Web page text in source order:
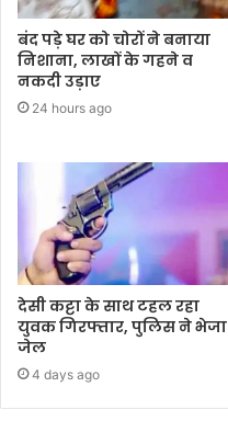
बंद पड़े घर को चोरों ने बनाया
निशाना, लाखों के गहने व
नकदी उड़ाए
24 hours ago
देसी कट्टा के साथ टहल रहा
युवक गिरफ्तार, पुलिस ने भेजा
जेल
4 days ago